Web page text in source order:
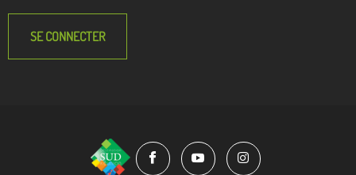
SE CONNECTER